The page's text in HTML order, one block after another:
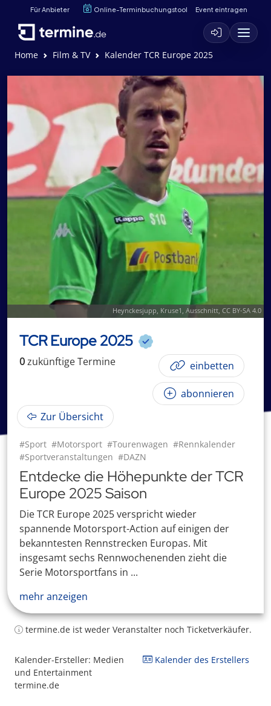
Für Anbieter Online-Terminbuchungstool Event eintragen
Home Film & TV Kalender TCR Europe 2025
Heynckesjupp, Kruse1 , Ausschnitt, CC BY-SA 4.0
TCR Europe 2025
0zukünftigeTermine einbetten
abonnieren
Zur Übersicht
#Sport #Motorsport #Tourenwagen #Rennkalender
#Sportveranstaltungen #DAZN
Entdecke die Höhepunkte der TCR
Europe 2025 Saison
Die TCR Europe 2025 verspricht wieder
spannende Motorsport-Action auf einigen der
bekanntesten Rennstrecken Europas. Mit
insgesamt sechs Rennwochenenden zieht die
Serie Motorsportfans in ...
mehr anzeigen
termine.de ist weder Veranstalter noch Ticketverkäufer.
Kalender-Ersteller: Medien
und Entertainment
termine.de
Kalender des Erstellers